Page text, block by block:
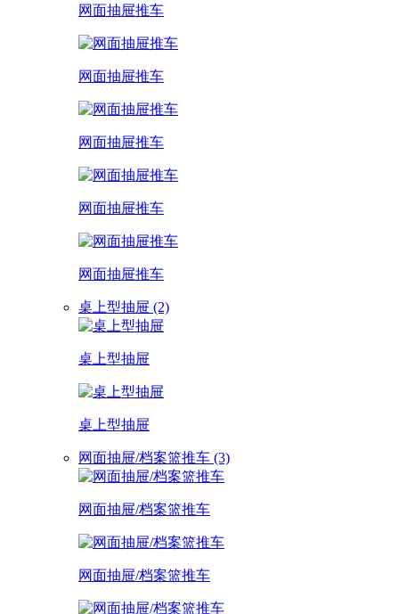
网面抽屉推车
网面抽屉推车
网面抽屉推车
网面抽屉推车
网面抽屉推车
桌上型抽屉 (2)
桌上型抽屉
桌上型抽屉
网面抽屉/档案篮推车 (3)
网面抽屉/档案篮推车
网面抽屉/档案篮推车